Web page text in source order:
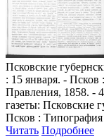
Псковские
: 15 января. - Псков
Правления, 1858. -
газеты: Псковские
Псков : Типография
Читать Подробнее